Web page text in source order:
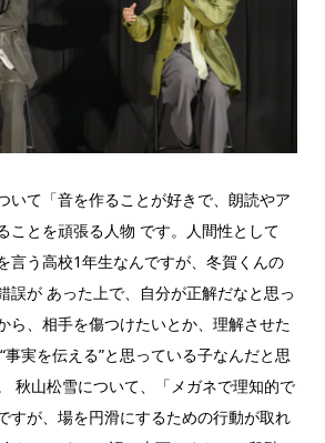
いて「音を作ることが好きで、朗読やア
ことを頑張る人物 です。人間性として
言う高校1年生なんですが、冬賀くんの
誤が あった上で、自分が正解だなと思っ
ら、相手を傷つけたいとか、理解させた
実を伝える”と思っている子なんだと思
秋山松雪について、「メガネで理知的で
すが、場を円滑にするための行動が取れ